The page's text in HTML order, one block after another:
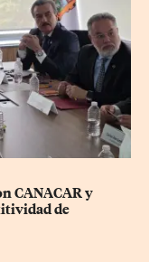
CANACAR y
de